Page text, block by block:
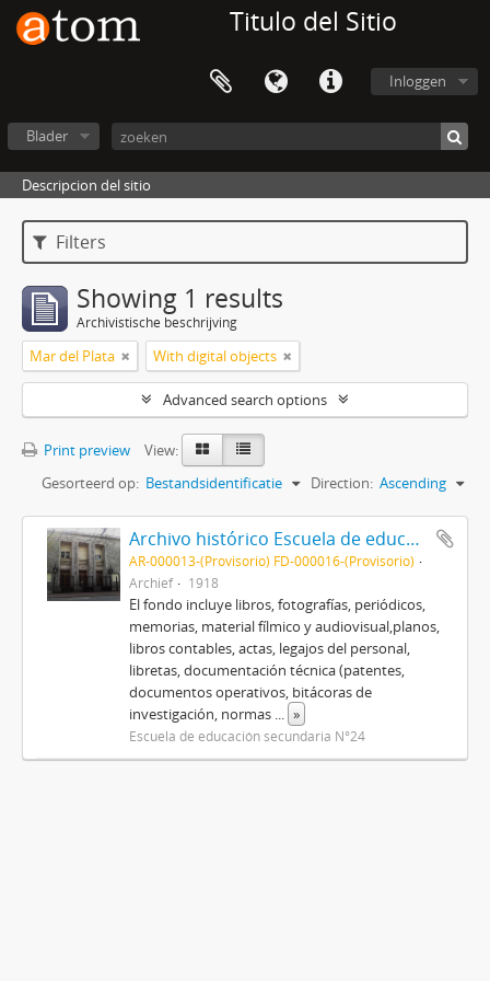
Titulo del Sitio
Inloggen
Blader
Descripcion del sitio
Filters
Showing 1 results
Archivistische beschrijving
Mar del Plata With digital objects
Advanced search options
Print preview
View:
Gesorteerd op: Bestandsidentificatie Direction: Ascending
Archivo histórico Escuela de educación secundaria N°24 "Ex Nacional de comercio N°1"
AR-000013-(Provisorio) FD-000016-(Provisorio)
Archief
1918
El fondo incluye libros, fotografías, periódicos,
memorias, material fílmico y audiovisual,planos,
libros contables, actas, legajos del personal,
libretas, documentación técnica (patentes,
documentos operativos, bitácoras de
investigación, normas ... »
Escuela de educación secundaria N°24